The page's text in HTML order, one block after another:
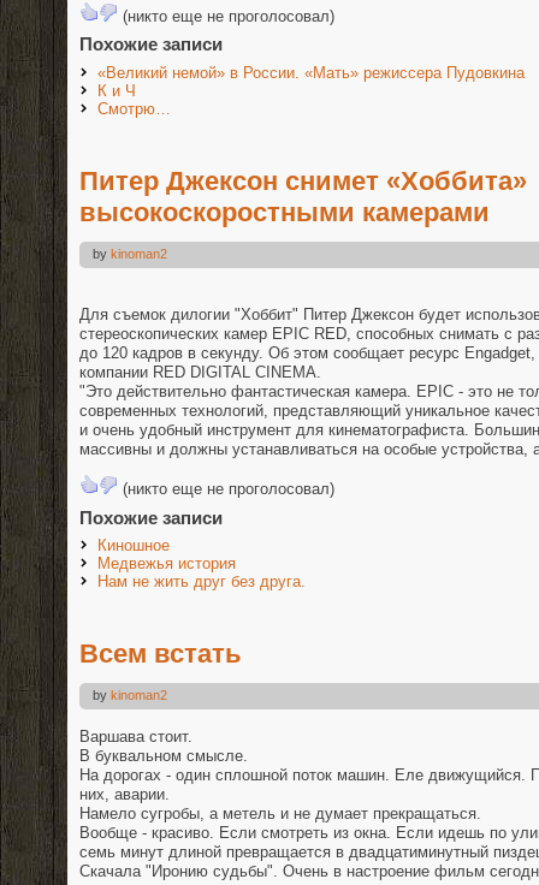
(никто еще не проголосовал)
Похожие записи
«Великий немой» в России. «Мать» режиссера Пудовкина
К и Ч
Смотрю…
Питер Джексон снимет «Хоббита»
высокоскоростными камерами
by kinoman2
Для съемок дилогии "Хоббит" Питер Джексон будет
стереоскопических камер EPIC RED, способных снимать с
до 120 кадров в секунду. Об этом сообщает ресурс
компании RED DIGITAL CINEMA.
"Это действительно фантастическая камера. EPIC - это не
современных технологий, представляющий уникальное
и очень удобный инструмент для кинематографиста.
массивны и должны устанавливаться на особые устройства,
(никто еще не проголосовал)
Похожие записи
Киношное
Медвежья история
Нам не жить друг без друга.
Всем встать
by kinoman2
Варшава стоит.
В буквальном смысле.
На дорогах - один сплошной поток машин. Еле движущийся.
них, аварии.
Намело сугробы, а метель и не думает прекращаться.
Вообще - красиво. Если смотреть из окна. Если идешь по
семь минут длиной превращается в двадцатиминутный
Скачала "Иронию судьбы". Очень в настроение фильм